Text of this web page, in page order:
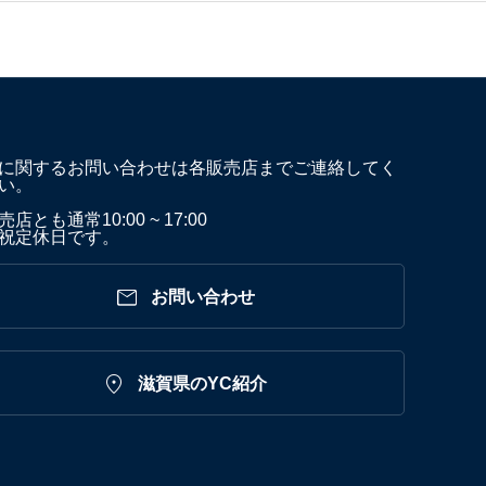
関するお問い合わせは各販売店までご連絡してく
。
店とも通常10:00 ~ 17:00
定休日です。
 お問い合わせ
 滋賀県のYC紹介